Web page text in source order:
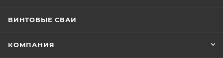
ВИНТОВЫЕ СВАИ
КОМПАНИЯ